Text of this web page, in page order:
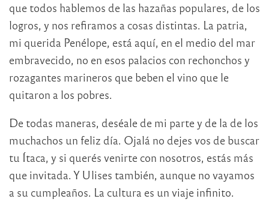
que todos hablemos de las hazañas populares, de los
logros, y nos refiramos a cosas distintas. La patria,
mi querida Penélope, está aquí, en el medio del mar
embravecido, no en esos palacios con rechonchos y
rozagantes marineros que beben el vino que le
quitaron a los pobres.
De todas maneras, deséale de mi parte y de la de los
muchachos un feliz día. Ojalá no dejes vos de buscar
tu Ítaca, y si querés venirte con nosotros, estás más
que invitada. Y Ulises también, aunque no vayamos
a su cumpleaños. La cultura es un viaje infinito.